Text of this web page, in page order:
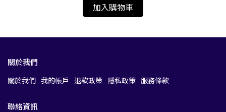
加入購物車
關於我們
關於我們 我的帳戶 退款政策 隱私政策 服務條款
聯絡資訊